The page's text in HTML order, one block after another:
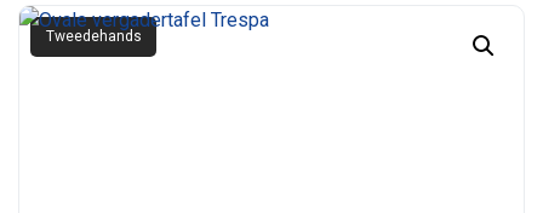
Tweedehands